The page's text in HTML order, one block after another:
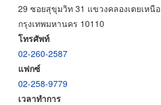
29 ซอยสุขุมวิท 31 แขวงคลองเตยเหนื
กรุงเทพมหานคร 10110
โทรศัพท์
02-260-2587
แฟกซ์
02-258-9779
เวลาทำการ